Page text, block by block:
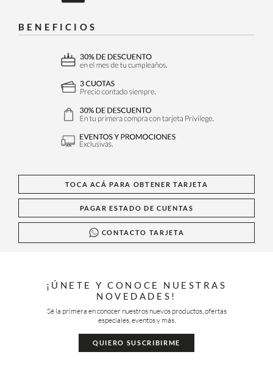
BENEFICIOS
TOCA ACÁ PARA OBTENER TARJETA
PAGAR ESTADO DE CUENTAS
CONTACTO TARJETA
¡ÚNETE Y CONOCE NUESTRAS
NOVEDADES!
Sé la primera en conocer nuestros nuevos productos, ofertas
especiales, eventos y más.
QUIERO SUSCRIBIRME